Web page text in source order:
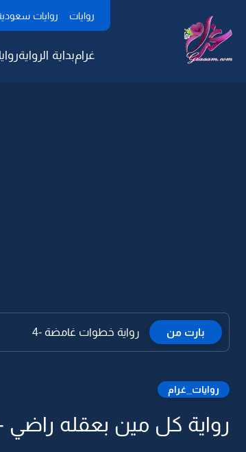
روايات روايات
غرامبداية الرواية
بارت من رواية خطوات غامضة -4
روايات_غرام
رواية كل مين بعقله راضي -